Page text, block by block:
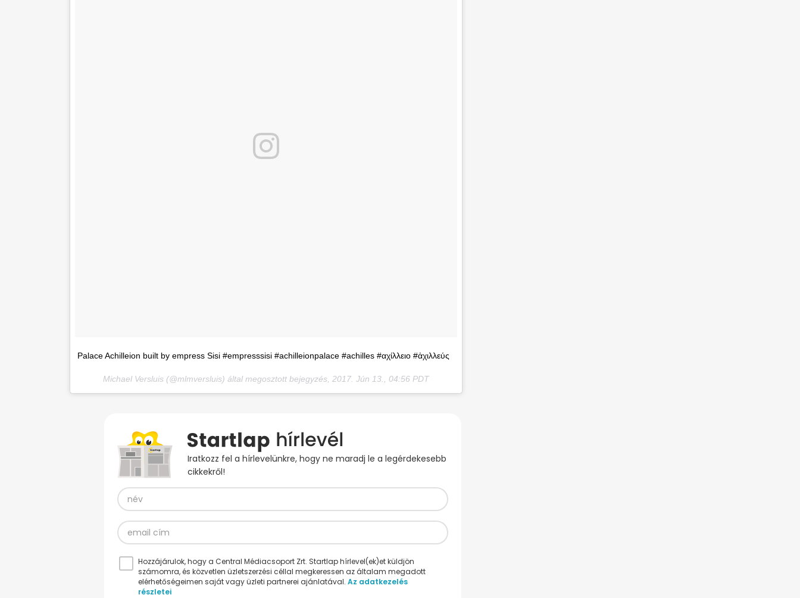
Palace Achilleion built by empress Sisi #empresssisi #achilleionpalace #achilles #αχίλλειο #ἀχιλλεύς
Michael Versluis (@mlmversluis) által megosztott bejegyzés, 2017. Jún 13., 04:56 PDT
Iratkozz fel a hírlevelünkre, hogy ne maradj le a legérdekesebb
cikkekről!
Hozzájárulok, hogy a Central Médiacsoport Zrt. Startlap hírlevel(ek)et küldjön
számomra, és közvetlen üzletszerzési céllal megkeressen az általam megadott
elérhetőségeimen saját vagy üzleti partnerei ajánlatával. Az adatkezelés
részletei